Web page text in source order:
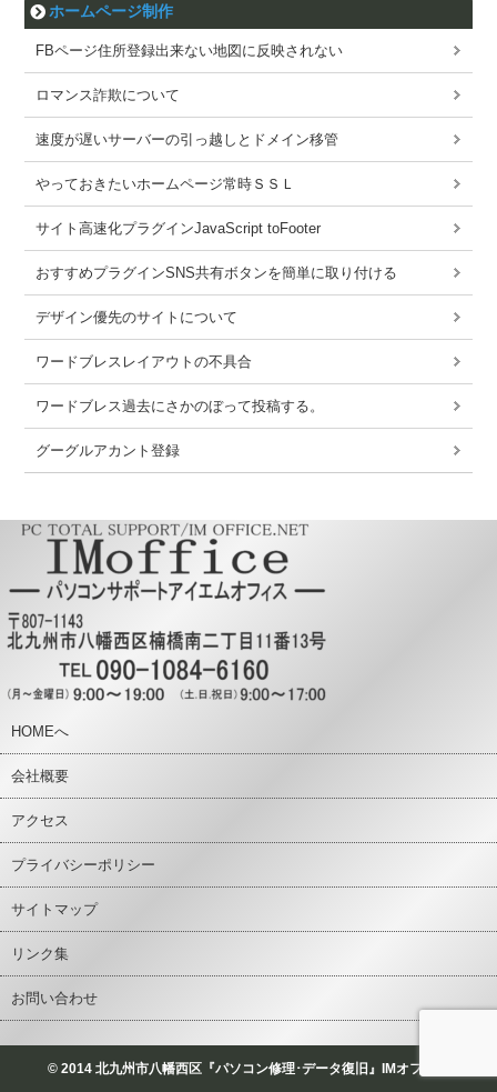
ホームページ制作
FBページ住所登録出来ない地図に反映されない
ロマンス詐欺について
速度が遅いサーバーの引っ越しとドメイン移管
やっておきたいホームページ常時ＳＳＬ
サイト高速化プラグインJavaScript toFooter
おすすめプラグインSNS共有ボタンを簡単に取り付ける
デザイン優先のサイトについて
ワードブレスレイアウトの不具合
ワードブレス過去にさかのぼって投稿する。
グーグルアカント登録
HOMEへ
会社概要
アクセス
プライバシーポリシー
サイトマップ
リンク集
お問い合わせ
© 2014 北九州市八幡西区『パソコン修理･データ復旧』IMオフィス